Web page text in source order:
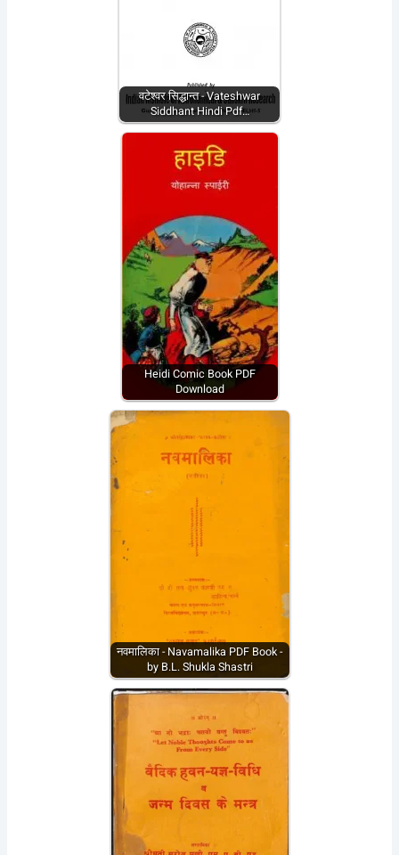
वटेश्वर सिद्धान्त - Vateshwar
Siddhant Hindi Pdf…
Heidi Comic Book PDF
Download
नवमालिका - Navamalika PDF Book -
by B.L. Shukla Shastri